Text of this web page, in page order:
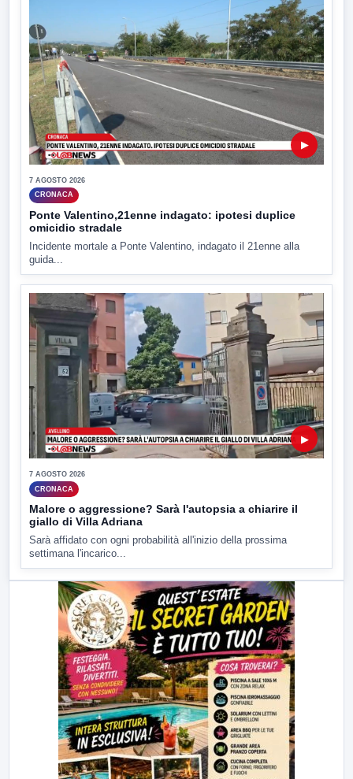
▶
7 AGOSTO 2026
CRONACA
Ponte Valentino,21enne indagato: ipotesi duplice
omicidio stradale
Incidente mortale a Ponte Valentino, indagato il 21enne alla
guida...
▶
7 AGOSTO 2026
CRONACA
Malore o aggressione? Sarà l'autopsia a chiarire il
giallo di Villa Adriana
Sarà affidato con ogni probabilità all'inizio della prossima
settimana l'incarico...